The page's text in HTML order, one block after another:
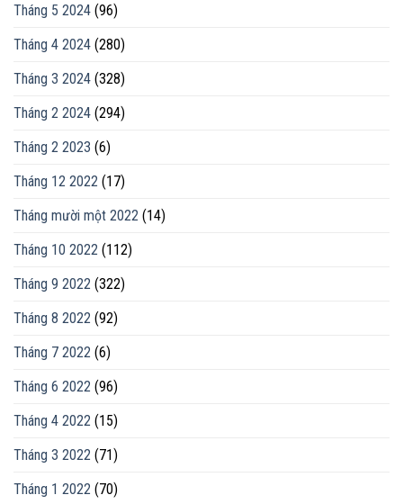
Tháng 5 2024 (96)
Tháng 4 2024 (280)
Tháng 3 2024 (328)
Tháng 2 2024 (294)
Tháng 2 2023 (6)
Tháng 12 2022 (17)
Tháng mười một 2022 (14)
Tháng 10 2022 (112)
Tháng 9 2022 (322)
Tháng 8 2022 (92)
Tháng 7 2022 (6)
Tháng 6 2022 (96)
Tháng 4 2022 (15)
Tháng 3 2022 (71)
Tháng 1 2022 (70)